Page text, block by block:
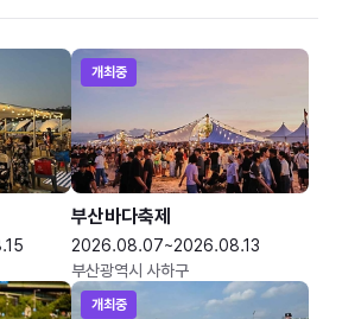
개최중
부산바다축제
2026.08.07~2026.08.13
부산광역시 사하구
개최중